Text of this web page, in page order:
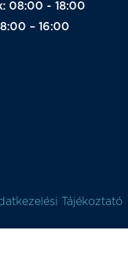
08:00 - 18:00
– 16:00
Tájékoztató